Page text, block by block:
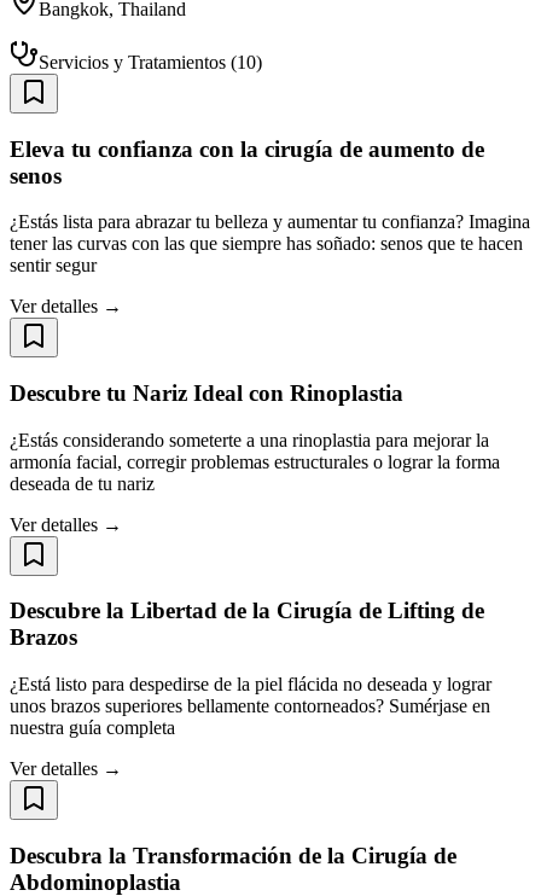
Bangkok, Thailand
Servicios y Tratamientos (10)
Eleva tu confianza con la cirugía de aumento de
senos
¿Estás lista para abrazar tu belleza y aumentar tu confianza? Imagina
tener las curvas con las que siempre has soñado: senos que te hacen
sentir segur
Ver detalles →
Descubre tu Nariz Ideal con Rinoplastia
¿Estás considerando someterte a una rinoplastia para mejorar la
armonía facial, corregir problemas estructurales o lograr la forma
deseada de tu nariz
Ver detalles →
Descubre la Libertad de la Cirugía de Lifting de
Brazos
¿Está listo para despedirse de la piel flácida no deseada y lograr
unos brazos superiores bellamente contorneados? Sumérjase en
nuestra guía completa
Ver detalles →
Descubra la Transformación de la Cirugía de
Abdominoplastia